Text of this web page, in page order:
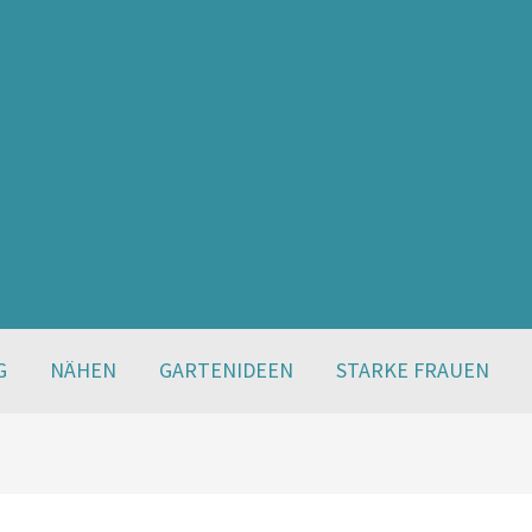
NÄHEN GARTENIDEEN STARKE FRAUEN